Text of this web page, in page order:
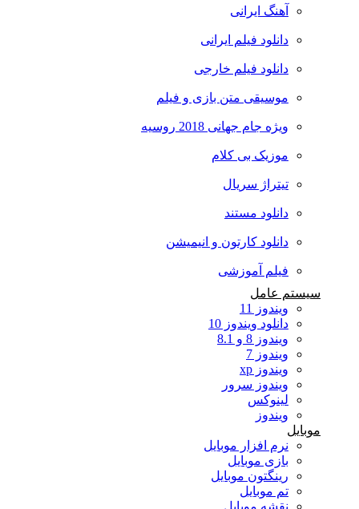
آهنگ ایرانی
دانلود فیلم ایرانی
دانلود فیلم خارجی
موسیقی متن بازی و فیلم
ویژه جام جهانی 2018 روسیه
موزیک بی کلام
تیتراژ سریال
دانلود مستند
دانلود کارتون و انیمیشن
فیلم آموزشی
سیستم عامل
ویندوز 11
دانلود ویندوز 10
ویندوز 8 و 8.1
ویندوز 7
ویندوز xp
ویندوز سرور
لینوکس
ویندوز
موبایل
نرم افزار موبایل
بازی موبایل
رینگتون موبایل
تم موبایل
نقشه موبایل